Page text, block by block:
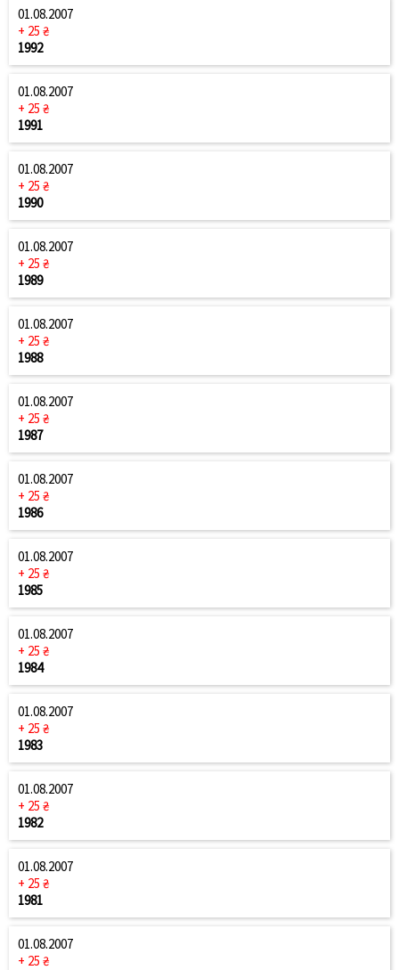
01.08.2007
+ 25 ₴
1992
01.08.2007
+ 25 ₴
1991
01.08.2007
+ 25 ₴
1990
01.08.2007
+ 25 ₴
1989
01.08.2007
+ 25 ₴
1988
01.08.2007
+ 25 ₴
1987
01.08.2007
+ 25 ₴
1986
01.08.2007
+ 25 ₴
1985
01.08.2007
+ 25 ₴
1984
01.08.2007
+ 25 ₴
1983
01.08.2007
+ 25 ₴
1982
01.08.2007
+ 25 ₴
1981
01.08.2007
+ 25 ₴